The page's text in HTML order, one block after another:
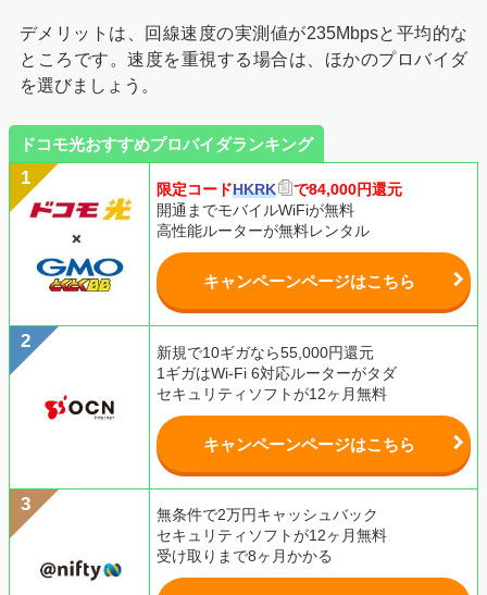
デメリットは、回線速度の実測値が235Mbpsと平均的な
ところです。速度を重視する場合は、ほかのプロバイダ
を選びましょう。
ドコモ光おすすめプロバイダランキング
限定コードHKRK
で84,000円還元
開通までモバイルWiFiが無料
高性能ルーターが無料レンタル
キャンペーンページはこちら
新規で10ギガなら55,000円還元
1ギガはWi-Fi 6対応ルーターがタダ
セキュリティソフトが12ヶ月無料
キャンペーンページはこちら
無条件で2万円キャッシュバック
セキュリティソフトが12ヶ月無料
受け取りまで8ヶ月かかる